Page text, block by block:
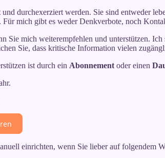
durchexerziert werden. Sie sind entweder
mich gibt es weder Denkverbote, noch
Sie mich weiterempfehlen und unterstützen.
Sie, dass kritische Information vielen
ist durch ein Abonnement oder einen
einrichten, wenn Sie lieber auf folgendem